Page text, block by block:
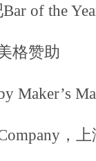
of the
格赞助
Maker’s
，上